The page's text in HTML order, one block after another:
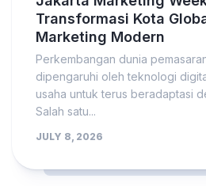
Transformasi Kota
Marketing Modern
Perkembangan dunia
dipengaruhi oleh teknologi
usaha untuk terus beradaptasi
Salah satu...
JULY 8, 2026